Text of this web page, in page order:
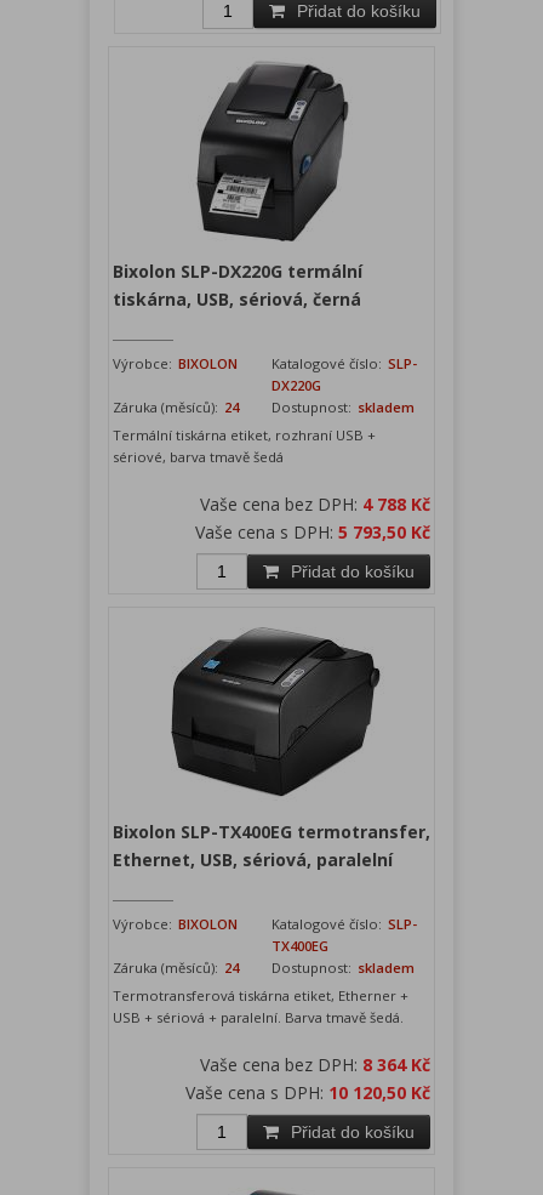
Přidat do košíku
Bixolon SLP-DX220G termální
tiskárna, USB, sériová, černá
Výrobce: BIXOLON Katalogové číslo: SLP-
DX220G
Záruka (měsíců): 24 Dostupnost: skladem
Termální tiskárna etiket, rozhraní USB +
sériové, barva tmavě šedá
Vaše cena bez DPH: 4 788 Kč
Vaše cena s DPH: 5 793,50 Kč
Přidat do košíku
Bixolon SLP-TX400EG termotransfer,
Ethernet, USB, sériová, paralelní
Výrobce: BIXOLON Katalogové číslo: SLP-
TX400EG
Záruka (měsíců): 24 Dostupnost: skladem
Termotransferová tiskárna etiket, Etherner +
USB + sériová + paralelní. Barva tmavě šedá.
Vaše cena bez DPH: 8 364 Kč
Vaše cena s DPH: 10 120,50 Kč
Přidat do košíku